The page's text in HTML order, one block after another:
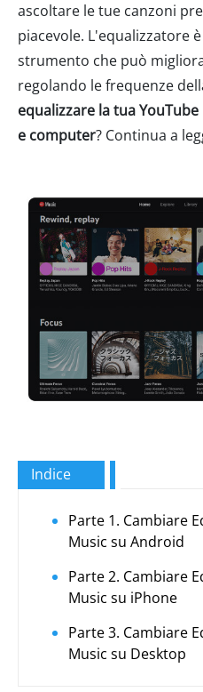
ascoltare le tue canzoni
piacevole. L'equalizzatore
strumento che può
regolando le frequenze
equalizzare la tua
e computer? Continua a
Indice
Parte 1. Cambiare
Music su Android
Parte 2. Cambiare
Music su iPhone
Parte 3. Cambiare
Music su Desktop